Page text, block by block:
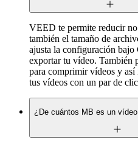
VEED te permite reducir
también el tamaño de
ajusta la configuración bajo
exportar tu vídeo. También
para comprimir vídeos y
tus vídeos con un par de
¿De cuántos MB es un